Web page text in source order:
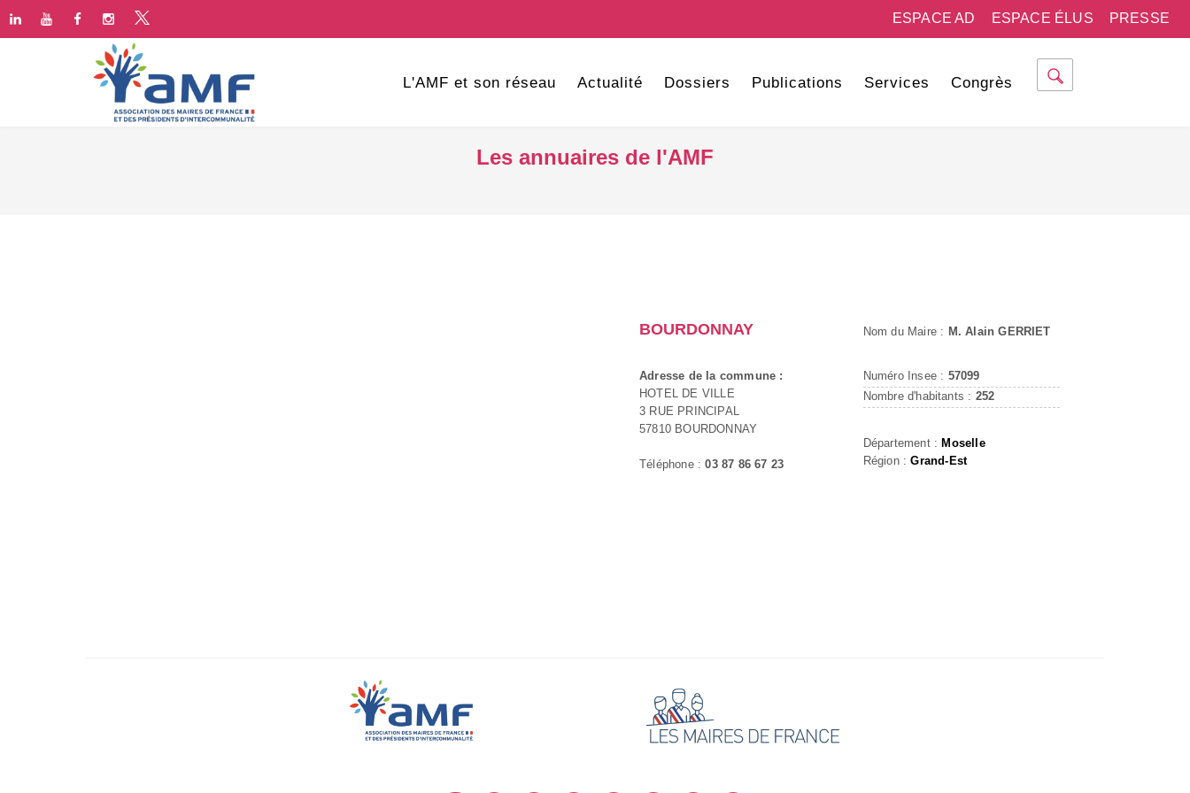
PRESSE
ESPACE ÉLUS
ESPACE AD
L'AMF et son réseau Actualité Dossiers Publications Services Congrès
Les annuaires de l'AMF
BOURDONNAY
Adresse de la commune :
HOTEL DE VILLE
3 RUE PRINCIPAL
57810 BOURDONNAY
Téléphone :03 87 86 67 23
Nom du Maire : M. Alain GERRIET
Numéro Insee : 57099
Nombre d'habitants : 252
Département : Moselle
Région :Grand-Est